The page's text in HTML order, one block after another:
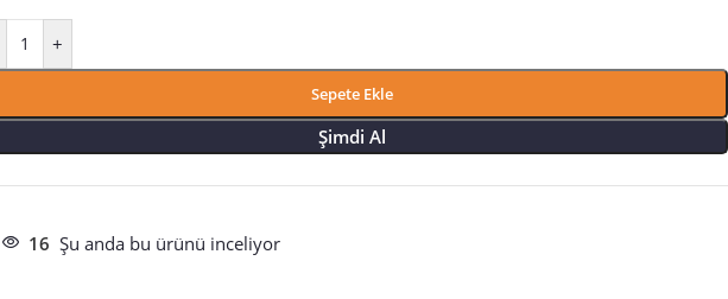
+
Sepete Ekle
Şimdi Al
16 Şu anda bu ürünü inceliyor